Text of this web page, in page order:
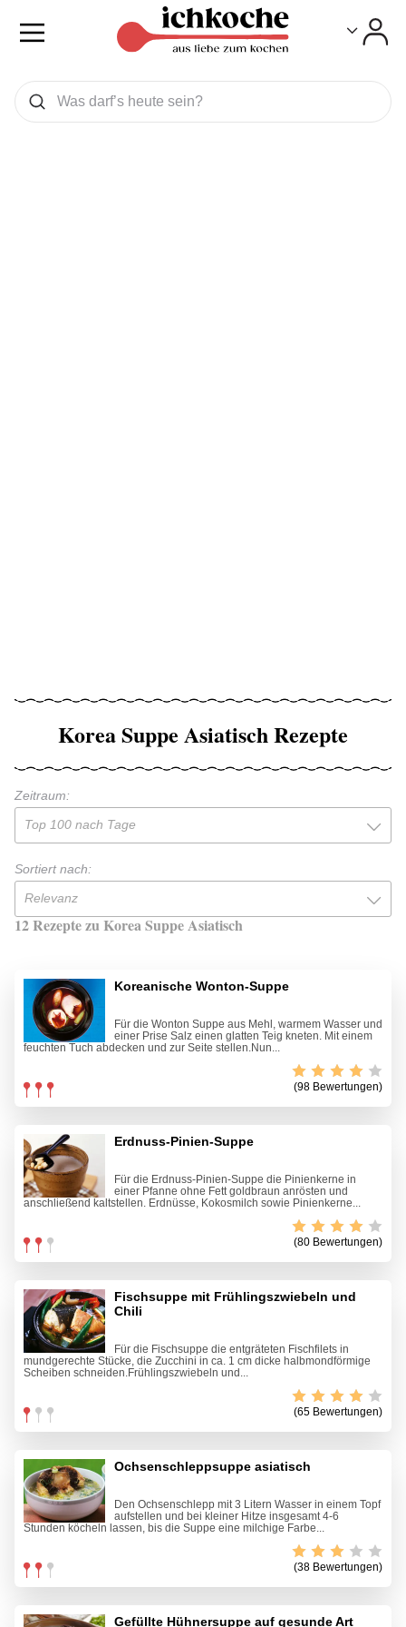
Was wollen Sie suchen
Suchen
Korea Suppe Asiatisch Rezepte
Zeitraum:
Top 100 nach Tage
Sortiert nach:
Relevanz
12 Rezepte zu Korea Suppe Asiatisch
Koreanische Wonton-Suppe
Für die Wonton Suppe aus Mehl, warmem Wasser und
einer Prise Salz einen glatten Teig kneten. Mit einem
feuchten Tuch abdecken und zur Seite stellen.Nun...
(98 Bewertungen)
Erdnuss-Pinien-Suppe
Für die Erdnuss-Pinien-Suppe die Pinienkerne in
einer Pfanne ohne Fett goldbraun anrösten und
anschließend kaltstellen. Erdnüsse, Kokosmilch sowie Pinienkerne...
(80 Bewertungen)
Fischsuppe mit Frühlingszwiebeln und
Chili
Für die Fischsuppe die entgräteten Fischfilets in
mundgerechte Stücke, die Zucchini in ca. 1 cm dicke halbmondförmige
Scheiben schneiden.Frühlingszwiebeln und...
(65 Bewertungen)
Ochsenschleppsuppe asiatisch
Den Ochsenschlepp mit 3 Litern Wasser in einem Topf
aufstellen und bei kleiner Hitze insgesamt 4-6
Stunden köcheln lassen, bis die Suppe eine milchige Farbe...
(38 Bewertungen)
Gefüllte Hühnersuppe auf gesunde Art